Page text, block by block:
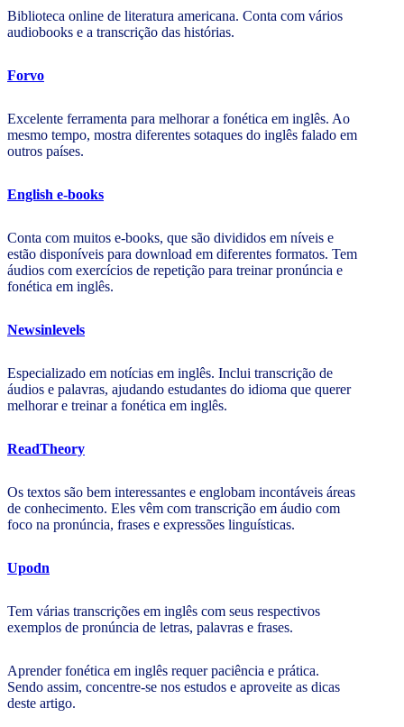
Biblioteca online de literatura americana. Conta com vários
audiobooks e a transcrição das histórias.
Forvo
Excelente ferramenta para melhorar a fonética em inglês. Ao
mesmo tempo, mostra diferentes sotaques do inglês falado em
outros países.
English e-books
Conta com muitos e-books, que são divididos em níveis e
estão disponíveis para download em diferentes formatos. Tem
áudios com exercícios de repetição para treinar pronúncia e
fonética em inglês.
Newsinlevels
Especializado em notícias em inglês. Inclui transcrição de
áudios e palavras, ajudando estudantes do idioma que querer
melhorar e treinar a fonética em inglês.
ReadTheory
Os textos são bem interessantes e englobam incontáveis áreas
de conhecimento. Eles vêm com transcrição em áudio com
foco na pronúncia, frases e expressões linguísticas.
Upodn
Tem várias transcrições em inglês com seus respectivos
exemplos de pronúncia de letras, palavras e frases.
Aprender fonética em inglês requer paciência e prática.
Sendo assim, concentre-se nos estudos e aproveite as dicas
deste artigo.